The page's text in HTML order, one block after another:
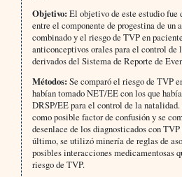
Objetivo: El objetivo de este estudio
entre el componente de progestina de un
combinado y el riesgo de TVP en
anticonceptivos orales para el control
derivados del Sistema de Reporte de
Métodos: Se comparó el riesgo de TVP
habían tomado NET/EE con los que
DRSP/EE para el control de la natalidad.
como posible factor de confusión y se
desenlace de los diagnosticados con
último, se utilizó minería de reglas de
posibles interacciones medicamentosas
riesgo de TVP.